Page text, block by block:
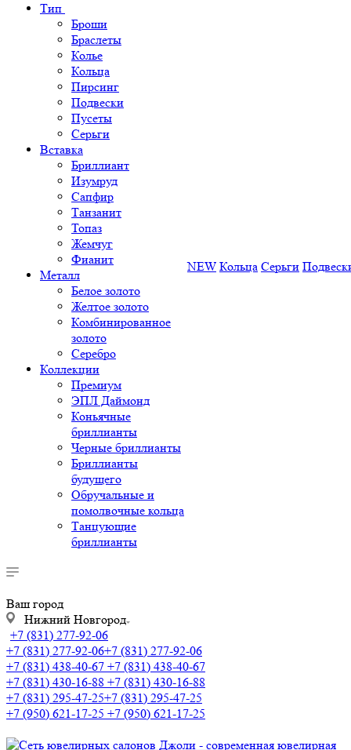
Тип
Броши
Браслеты
Колье
Кольца
Пирсинг
Подвески
Пусеты
Серьги
Вставка
Бриллиант
Изумруд
Сапфир
Танзанит
Топаз
Жемчуг
Фианит
Металл
Белое золото
Желтое золото
Комбинированное
золото
Серебро
Коллекции
Премиум
ЭПЛ Даймонд
Коньячные
бриллианты
Черные бриллианты
Бриллианты
будущего
Обручальные и
помолвочные кольца
Танцующие
бриллианты
NEW Кольца Серьги
Ваш город
Нижний Новгород
+7 (831) 277-92-06
+7 (831) 277-92-06+7 (831) 277-92-06
+7 (831) 438-40-67 +7 (831) 438-40-67
+7 (831) 430-16-88 +7 (831) 430-16-88
+7 (831) 295-47-25+7 (831) 295-47-25
+7 (950) 621-17-25 +7 (950) 621-17-25